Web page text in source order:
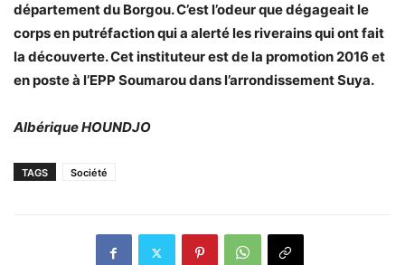
département du Borgou. C’est l’odeur que dégageait le
corps en putréfaction qui a alerté les riverains qui ont fait
la découverte. Cet instituteur est de la promotion 2016 et
en poste à l’EPP Soumarou dans l’arrondissement Suya.
Albérique HOUNDJO
TAGS Société